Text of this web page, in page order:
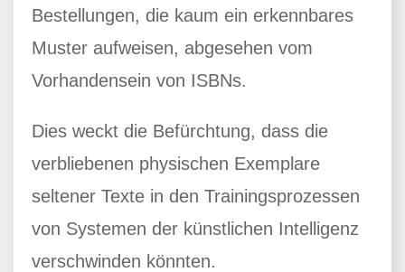
Bestellungen, die kaum ein erkennbares
Muster aufweisen, abgesehen vom
Vorhandensein von ISBNs.
Dies weckt die Befürchtung, dass die
verbliebenen physischen Exemplare
seltener Texte in den Trainingsprozessen
von Systemen der künstlichen Intelligenz
verschwinden könnten.